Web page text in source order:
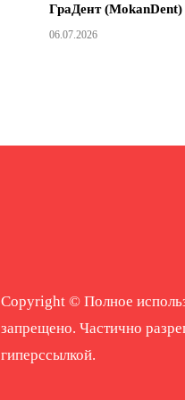
ГраДент
06.07.2026
Copyright © Полное
запрещено. Частично
гиперссылкой.